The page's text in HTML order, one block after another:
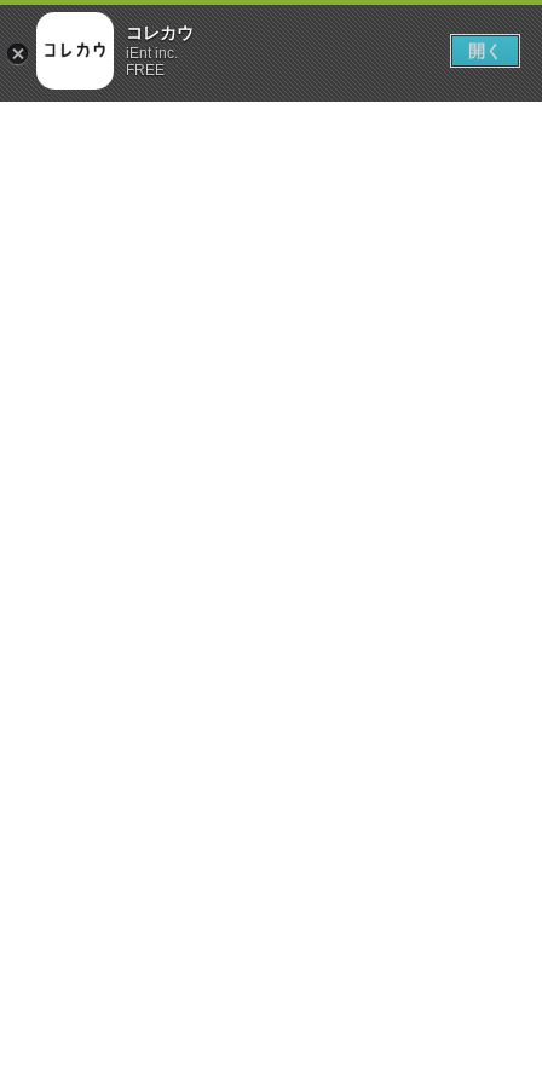
コレカウ
iEnt inc.
FREE
開く